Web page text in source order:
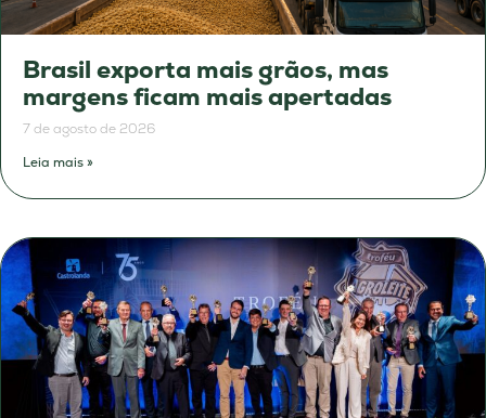
Brasil exporta mais grãos, mas
margens ficam mais apertadas
7 de agosto de 2026
Leia mais »